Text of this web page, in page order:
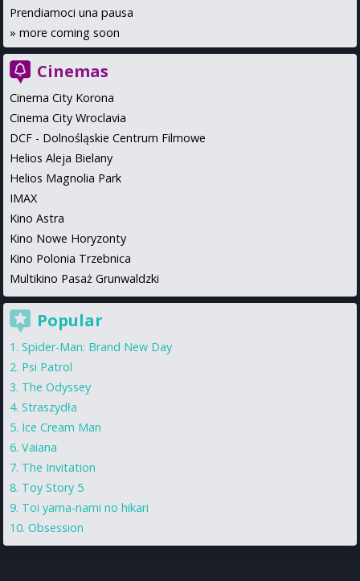
Prendiamoci una pausa
» more coming soon
Cinemas
Cinema City Korona
Cinema City Wroclavia
DCF - Dolnośląskie Centrum Filmowe
Helios Aleja Bielany
Helios Magnolia Park
IMAX
Kino Astra
Kino Nowe Horyzonty
Kino Polonia Trzebnica
Multikino Pasaż Grunwaldzki
Popular
Spider-Man: Brand New Day
Psi Patrol
The Odyssey
Straszydła
Ice Cream Man
Vaiana
The Invitation
Toy Story 5
Toi yama-nami no hikari
Obsession